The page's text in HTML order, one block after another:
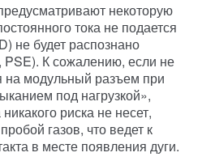
некоторую
тока не подается
не будет распознано
К сожалению, если не
на модульный разъем при
под нагрузкой»,
риска не несет,
газов, что ведет к
в месте появления дуги.